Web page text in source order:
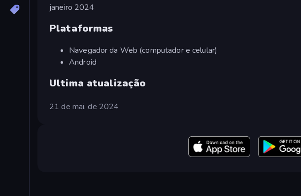
janeiro 2024
Plataformas
Navegador da Web (computador e celular)
Android
Ultima atualização
21 de mai. de 2024